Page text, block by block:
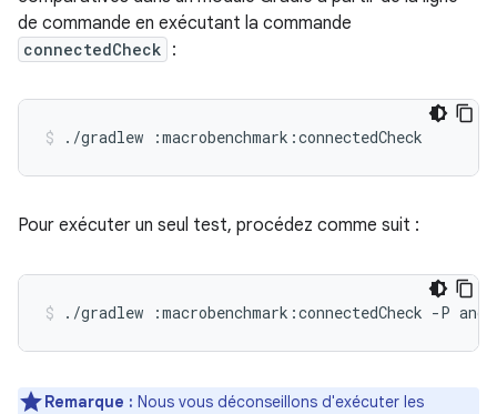
de commande en exécutant la commande
connectedCheck :
./gradlew :macrobenchmark:connectedCheck
Pour exécuter un seul test, procédez comme suit :
./gradlew :macrobenchmark:connectedCheck -P
Remarque : Nous vous déconseillons d'exécuter les